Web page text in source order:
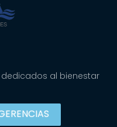
al bienestar